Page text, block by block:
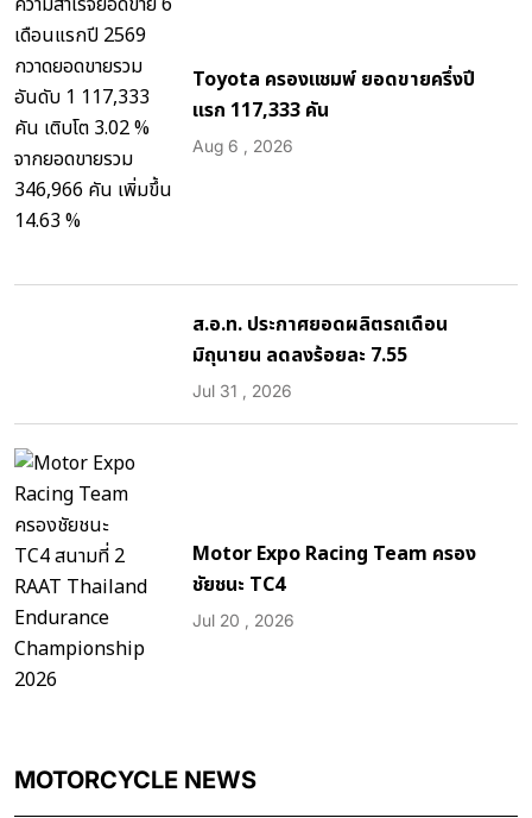
Toyota ครองแชมพ์ ยอดขายครึ่งปี
แรก 117,333 คัน
Aug 6 , 2026
ส.อ.ท. ประกาศยอดผลิตรถเดือน
มิถุนายน ลดลงร้อยละ 7.55
Jul 31 , 2026
Motor Expo Racing Team ครอง
ชัยชนะ TC4
Jul 20 , 2026
MOTORCYCLE NEWS